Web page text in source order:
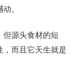
。
源头食材的短
而且它天生就是